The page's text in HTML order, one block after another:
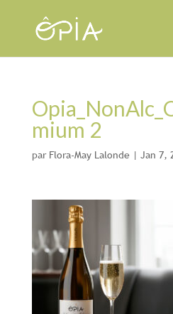
mium 2
par Flora-May Lalonde | Jan 7,